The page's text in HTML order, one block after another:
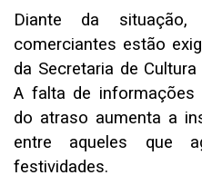
Diante da
comerciantes estão
da Secretaria de
A falta de
do atraso aumenta a
entre aqueles que
festividades.